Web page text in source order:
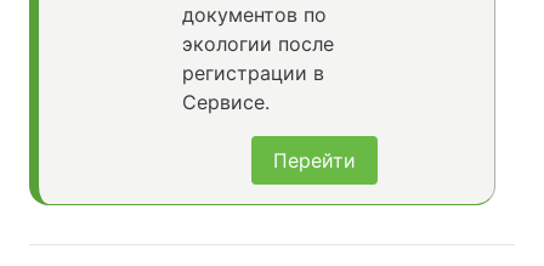
документов по
экологии после
регистрации в
Сервисе.
Перейти